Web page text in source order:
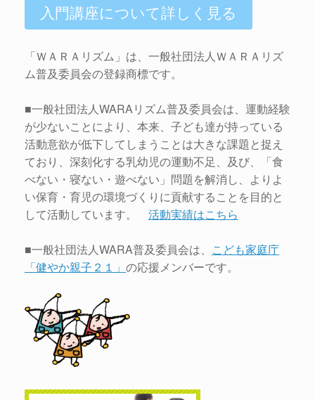
入門講座について詳しく見る
「ＷＡＲＡリズム」は、一般社団法人ＷＡＲＡリズ
ム普及委員会の登録商標です。
■一般社団法人WARAリズム普及委員会は、運動経験
が少ないことにより、本来、子ども達が持っている
活動意欲が低下してしまうことは大きな課題と捉え
ており、深刻化する乳幼児の運動不足、及び、「食
べない・寝ない・遊べない」問題を解消し、よりよ
い保育・育児の環境づくりに貢献することを目的と
して活動しています。 活動実績はこちら
■一般社団法人WARA普及委員会は、 こども家庭庁
「健やか親子２１」 の応援メンバーです。